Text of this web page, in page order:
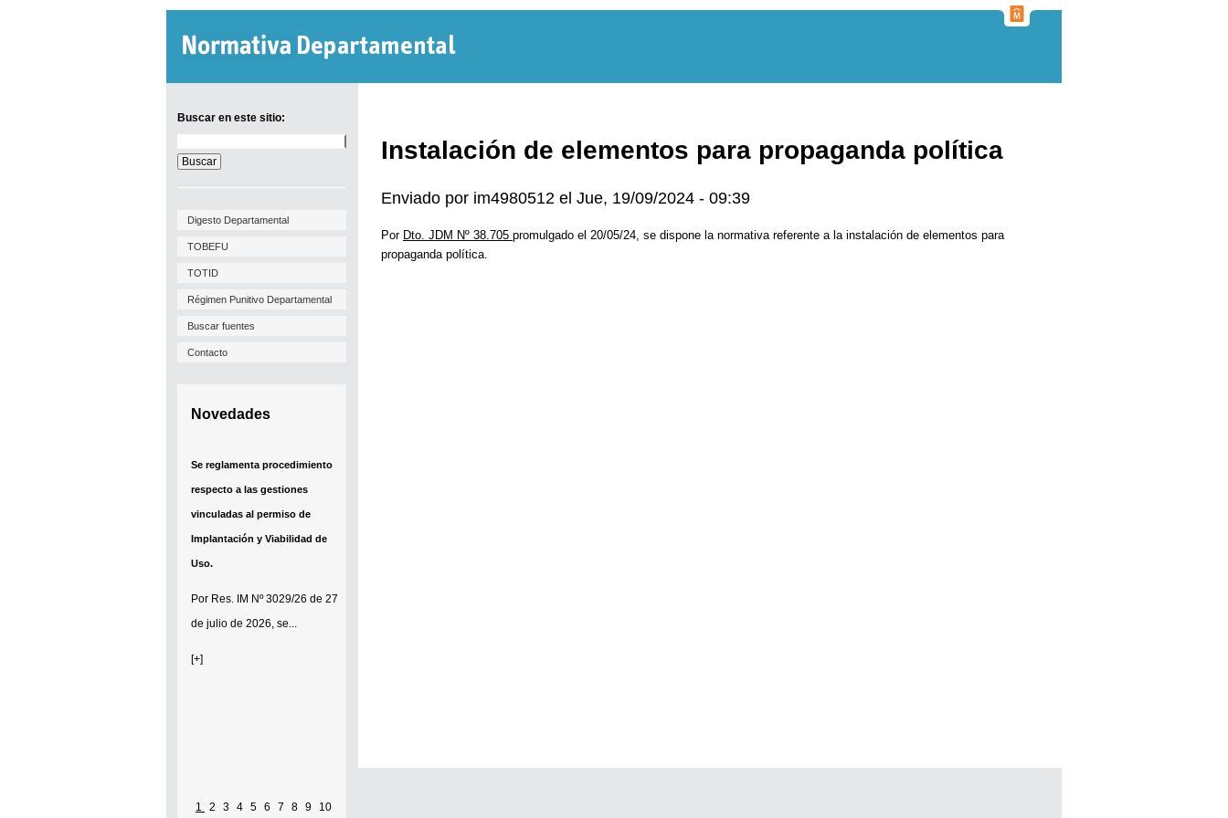
Buscar en este sitio:
en
este
sitio:
Digesto Departamental
TOBEFU
TOTID
Régimen Punitivo Departamental
Buscar fuentes
Contacto
Novedades
Se reglamenta procedimiento
respecto a las gestiones
vinculadas al permiso de
Implantación y Viabilidad de
Uso.
Por Res. IM Nº 3029/26 de 27
de julio de 2026, se...
[+]
1 2 3 4 5 6 7 8 9 10
Instalación de elementos para propaganda política
Enviado por im4980512 el Jue, 19/09/2024 - 09:39
Por Dto. JDM Nº 38.705 promulgado el 20/05/24, se dispone la normativa referente a la instalación de elementos para
propaganda política.